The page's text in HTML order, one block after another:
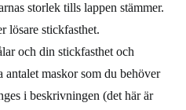
storlek tills lappen stämmer.
lösare stickfasthet.
och din stickfasthet och
antalet maskor som du behöver
i beskrivningen (det här är